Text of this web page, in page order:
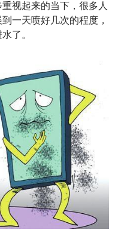
视起来的当下，很多人
一天喷好几次的程度，
了。